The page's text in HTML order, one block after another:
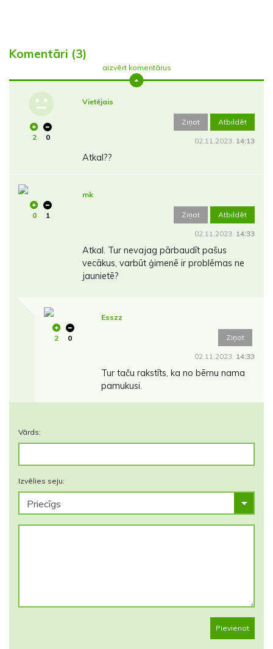
Komentāri (3)
aizvērt komentārus
2 0
Vietējais
Ziņot Atbildēt
02.11.2023. 14:13
Atkal??
0 1
mk
Ziņot Atbildēt
02.11.2023. 14:33
Atkal. Tur nevajag pārbaudīt pašus
vecākus, varbūt ģimenē ir problēmas ne
jaunietē?
2 0
Esszz
Ziņot
02.11.2023. 14:33
Tur taču rakstīts, ka no bērnu nama
pamukusi.
Vārds:
Izvēlies seju:
Pievienot